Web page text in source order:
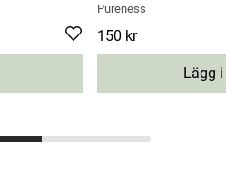
Pureness
Pris :150 kr
150 kr
Lägg